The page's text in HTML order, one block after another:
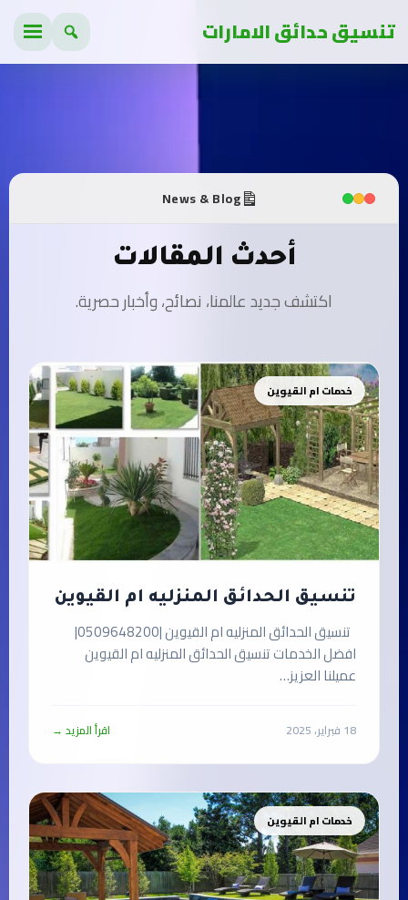
تنسيق حدائق الامارات
News & Blog
أحدث المقالات
اكتشف جديد عالمنا، نصائح، وأخبار حصرية.
خدمات ام القيوين
تنسيق الحدائق المنزليه ام القيوين
تنسيق الحدائق المنزليه ام القيوين |0509648200|
افضل الخدمات تنسيق الحدائق المنزليه ام القيوين
عميلنا العزيز…
18 فبراير، 2025 اقرأ المزيد →
خدمات ام القيوين